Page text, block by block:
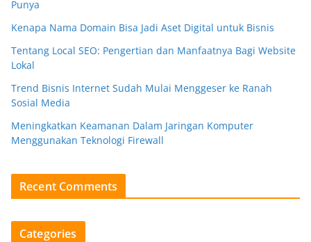
Punya
Kenapa Nama Domain Bisa Jadi Aset Digital untuk Bisnis
Tentang Local SEO: Pengertian dan Manfaatnya Bagi Website
Lokal
Trend Bisnis Internet Sudah Mulai Menggeser ke Ranah
Sosial Media
Meningkatkan Keamanan Dalam Jaringan Komputer
Menggunakan Teknologi Firewall
Recent Comments
Categories